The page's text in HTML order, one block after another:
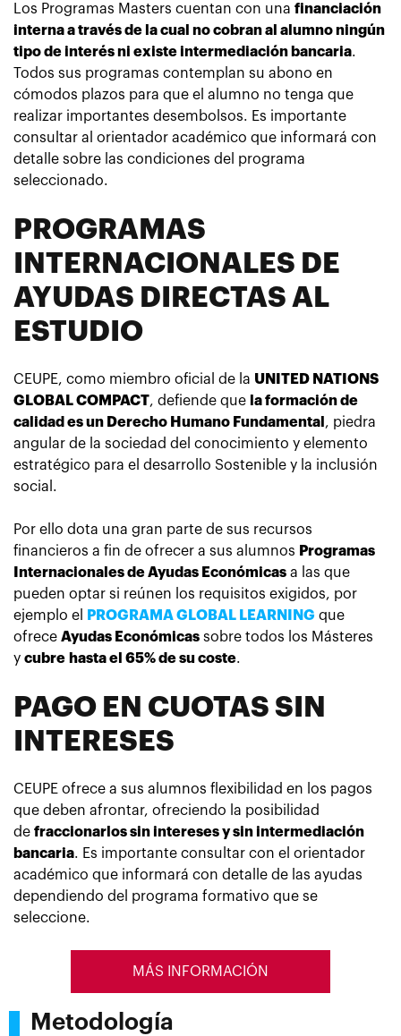
Los Programas Masters cuentan con una financiación
interna a través de la cual no cobran al alumno ningún
tipo de interés ni existe intermediación bancaria.
Todos sus programas contemplan su abono en
cómodos plazos para que el alumno no tenga que
realizar importantes desembolsos. Es importante
consultar al orientador académico que informará con
detalle sobre las condiciones del programa
seleccionado.
PROGRAMAS
INTERNACIONALES DE
AYUDAS DIRECTAS AL
ESTUDIO
CEUPE, como miembro oficial de la UNITED NATIONS
GLOBAL COMPACT, defiende que la formación de
calidad es un Derecho Humano Fundamental , piedra
angular de la sociedad del conocimiento y elemento
estratégico para el desarrollo Sostenible y la inclusión
social.
Por ello dota una gran parte de sus recursos
financieros a fin de ofrecer a sus alumnos Programas
Internacionales de Ayudas Económicas a las que
pueden optar si reúnen los requisitos exigidos, por
ejemplo el
PROGRAMA GLOBAL LEARNING que
ofrece Ayudas Económicas sobre todos los Másteres
y cubre hasta el 65% de su coste.
PAGO EN CUOTAS SIN
INTERESES
CEUPE ofrece a sus alumnos flexibilidad en los pagos
que deben afrontar, ofreciendo la posibilidad
de fraccionarlos sin intereses y sin intermediación
bancaria. Es importante consultar con el orientador
académico que informará con detalle de las ayudas
dependiendo del programa formativo que se
seleccione.
MÁS INFORMACIÓN
Metodología